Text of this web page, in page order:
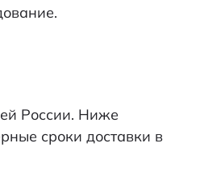
России. Ниже
сроки доставки в